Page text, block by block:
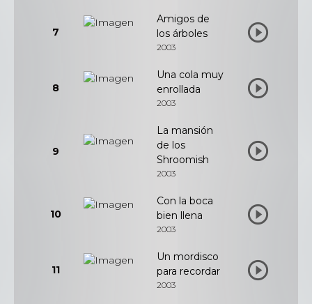
7
Amigos de
los árboles
2003
8
Una cola muy
enrollada
2003
9
La mansión
de los
Shroomish
2003
10
Con la boca
bien llena
2003
11
Un mordisco
para recordar
2003